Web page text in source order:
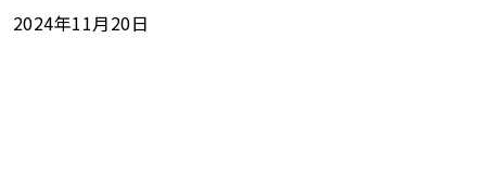
2024年11月20日